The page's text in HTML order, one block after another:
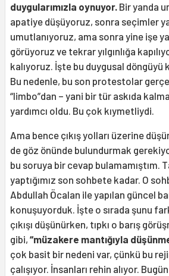
duygularımızla oynuyor. Bir yanda
apatiye düşüyoruz, sonra seçimler
umutlanıyoruz, ama sonra yine işe
görüyoruz ve tekrar yılgınlığa
kalıyoruz. İşte bu duygusal döngüyü
Bu nedenle, bu son protestolar
“limbo”dan – yani bir tür askıda
yardımcı oldu. Bu çok kıymetliydi.
Ama bence çıkış yolları üzerine
de göz önünde bulundurmak
bu soruya bir cevap bulamamıştım.
yaptığımız son sohbete kadar. O
Abdullah Öcalan ile yapılan güncel
konuşuyorduk. İşte o sırada şunu
çıkışı düşünürken, tıpkı o barış
gibi, “müzakere mantığıyla
çok basit bir nedeni var, çünkü bu
çalışıyor. İnsanları rehin alıyor.